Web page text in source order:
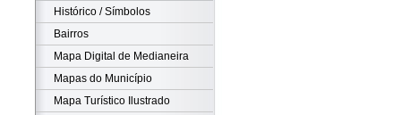
Histórico / Símbolos
Bairros
Mapa Digital de Medianeira
Mapas do Município
Mapa Turístico Ilustrado